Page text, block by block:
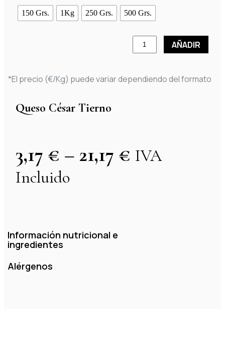
150 Grs. 1Kg 250 Grs. 500 Grs.
AÑADIR
*El precio (€/Kg) puede variar dependiendo del formato
Queso César Tierno
3,17 € – 21,17 € IVA
Incluido
Información nutricional e
ingredientes
Alérgenos